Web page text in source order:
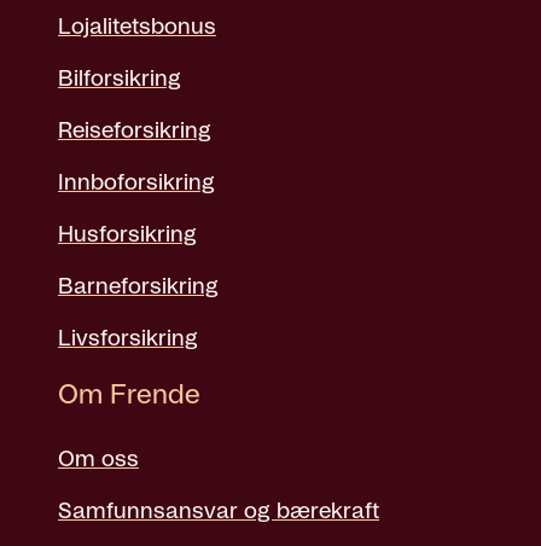
Lojalitetsbonus
Bilforsikring
Reiseforsikring
Innboforsikring
Husforsikring
Barneforsikring
Livsforsikring
Om Frende
Om oss
Samfunnsansvar og bærekraft